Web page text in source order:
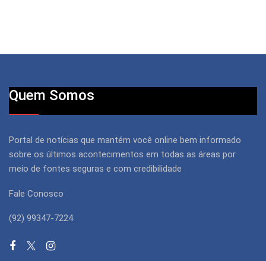
Quem Somos
Portal de notícias que mantém você online bem informado
sobre os últimos acontecimentos em todas as áreas por
meio de fontes seguras e com credibilidade
Fale Conosco
(92) 99347-7224